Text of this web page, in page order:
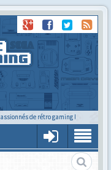
de rétro gaming !